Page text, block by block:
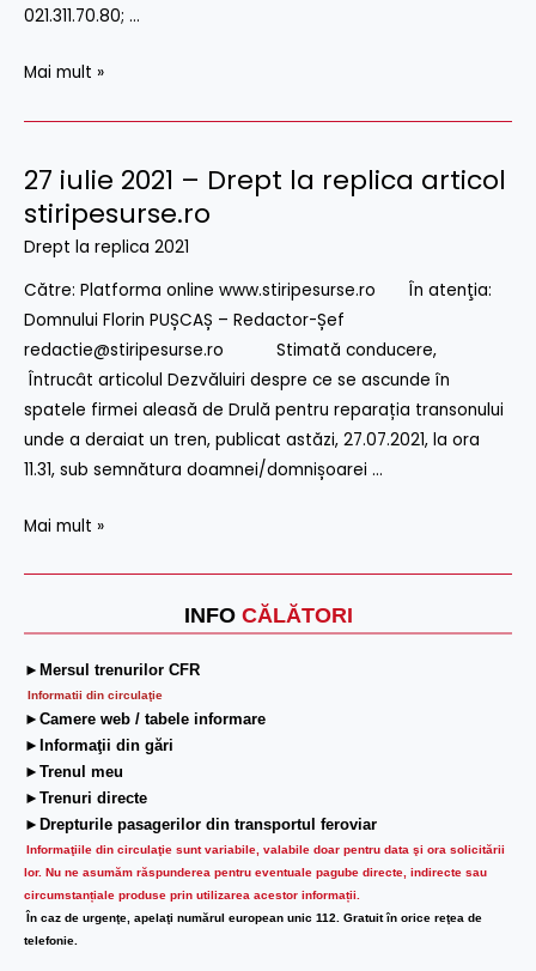
INFO CĂLĂTORI
►Mersul trenurilor CFR
Informatii din circulaţie
►Camere web / tabele informare
►Informaţii din gări
►Trenul meu
►Trenuri directe
►Drepturile pasagerilor din transportul feroviar
Informaţiile din circulaţie sunt variabile, valabile doar pentru data şi ora solicitării
lor. Nu ne asumăm răspunderea pentru eventuale pagube directe, indirecte sau
circumstanțiale produse prin utilizarea acestor informații.
În caz de urgenţe, apelaţi numărul european unic 112. Gratuit în orice reţea de
telefonie.
021.311.70.80; …
Mai mult »
27 iulie 2021 – Drept la replica articol
stiripesurse.ro
Drept la replica 2021
Către: Platforma online www.stiripesurse.ro În atenţia:
Domnului Florin PUȘCAȘ – Redactor-Șef
redactie@stiripesurse.ro Stimată conducere,
Întrucât articolul Dezvăluiri despre ce se ascunde în
spatele firmei aleasă de Drulă pentru reparația transonului
unde a deraiat un tren, publicat astăzi, 27.07.2021, la ora
11.31, sub semnătura doamnei/domnișoarei …
27
iulie
2021
Drept
la
replica
articol
stiripesurse.ro
Mai mult »